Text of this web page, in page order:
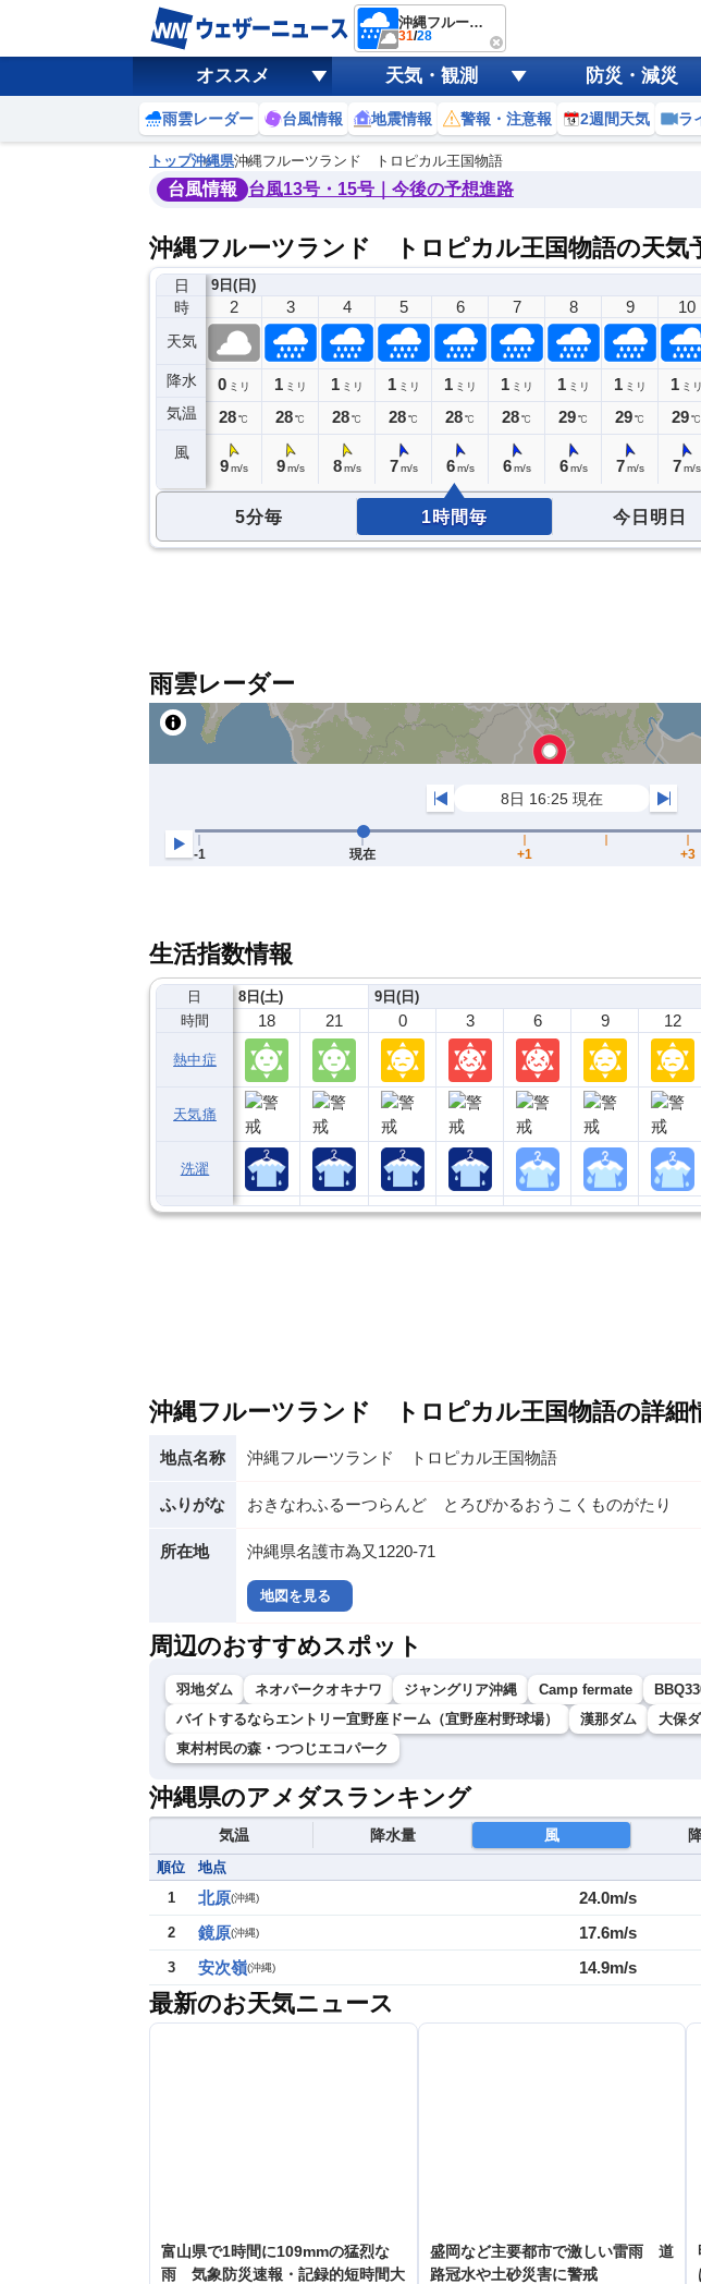
沖縄フルーツランド トロピカル王国物語
31/28
オススメ 天気・観測 防災・減災
雨雲レーダー 台風情報 地震情報 警報・注意報 2週間天気 ラ
トップ沖縄県沖縄フルーツランド トロピカル王国物語
台風情報 台風13号・15号｜今後の予想進路
沖縄フルーツランド トロピカル王国物語の天気
日
時
天気
降水
気温
風
9日(日)
1
0ミリ
28℃
10
2
0 ミリ
28℃
9 m/s
3
1 ミリ
28℃
9 m/s
4
1 ミリ
28℃
8 m/s
5
1 ミリ
28℃
7 m/s
6
1 ミリ
28℃
6 m/s
7
1 ミリ
28℃
6 m/s
8
1 ミリ
29℃
6 m/s
9
1 ミリ
29℃
7 m/s
10
1 ミリ
29℃
7 m/s
5分毎 1時間毎 今日明日
雨雲レーダー
生活指数情報
日
時間
熱中症
天気痛
洗濯
8日(土)
18 21
9日(日)
0 3 6 9 12
沖縄フルーツランド トロピカル王国物語の詳細
地点名称 沖縄フルーツランド トロピカル王国物語
ふりがな おきなわふるーつらんど とろぴかるおうこくものがたり
所在地 沖縄県名護市為又1220-71
地図を見る
周辺のおすすめスポット
羽地ダム ネオパークオキナワ ジャングリア沖縄 Camp fermate
バイトするならエントリー宜野座ドーム（宜野座村野球場）
漢那ダム 大保
東村村民の森・つつじエコパーク
沖縄県のアメダスランキング
気温 降水量 風
順位 地点
1
北原(沖縄) 24.0m/s
2 鏡原(沖縄) 17.6m/s
3 安次嶺(沖縄) 14.9m/s
最新のお天気ニュース
富山県で1時間に109mmの猛烈な
雨 気象防災速報・記録的短時間大
盛岡など主要都市で激しい雷雨 道
路冠水や土砂災害に警戒